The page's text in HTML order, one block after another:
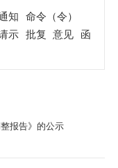
知
命令（令）
示 批复 意见
函
报告》的公示